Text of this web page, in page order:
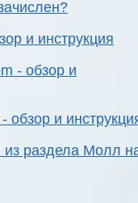
и инструкция
- обзор и
обзор и
из раздела Молл